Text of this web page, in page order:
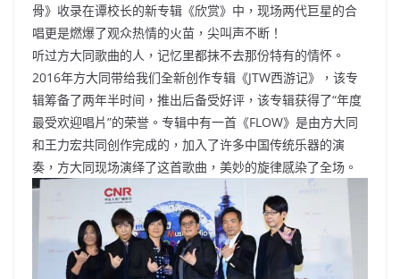
骨》收录在谭校长的新专辑《欣赏》中，现场两代巨星的合
唱更是燃爆了观众热情的火苗，尖叫声不断！
听过方大同歌曲的人，记忆里都抹不去那份特有的情怀。
2016年方大同带给我们全新创作专辑《JTW西游记》，该专
辑筹备了两年半时间，推出后备受好评，该专辑获得了“年度
最受欢迎唱片”的荣誉。专辑中有一首《FLOW》是由方大同
和王力宏共同创作完成的，加入了许多中国传统乐器的演
奏，方大同现场演绎了这首歌曲，美妙的旋律感染了全场。